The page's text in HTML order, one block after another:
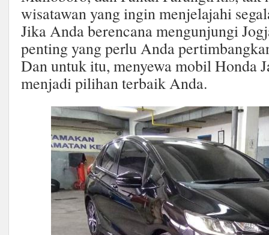
wisatawan yang ingin menjelajahi
Jika Anda berencana mengunjungi
penting yang perlu Anda
Dan untuk itu, menyewa mobil Honda
menjadi pilihan terbaik Anda.